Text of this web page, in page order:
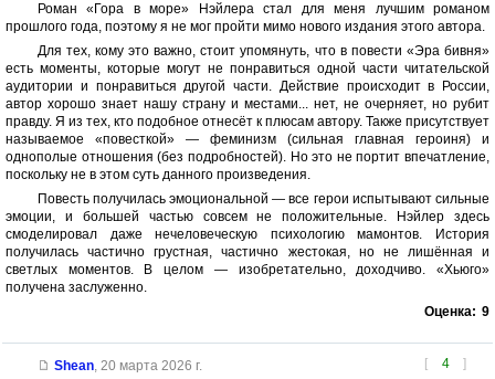
Роман «Гора в море» Нэйлера стал для меня лучшим романом
прошлого года, поэтому я не мог пройти мимо нового издания этого автора.
Для тех, кому это важно, стоит упомянуть, что в повести «Эра бивня»
есть моменты, которые могут не понравиться одной части читательской
аудитории и понравиться другой части. Действие происходит в России,
автор хорошо знает нашу страну и местами... нет, не очерняет, но рубит
правду. Я из тех, кто подобное отнесёт к плюсам автору. Также присутствует
называемое «повесткой» — феминизм (сильная главная героиня) и
однополые отношения (без подробностей). Но это не портит впечатление,
поскольку не в этом суть данного произведения.
Повесть получилась эмоциональной — все герои испытывают сильные
эмоции, и большей частью совсем не положительные. Нэйлер здесь
смоделировал даже нечеловеческую психологию мамонтов. История
получилась частично грустная, частично жестокая, но не лишённая и
светлых моментов. В целом — изобретательно, доходчиво. «Хьюго»
получена заслуженно.
Оценка: 9
[ 4 ]
Shean, 20 марта 2026 г.